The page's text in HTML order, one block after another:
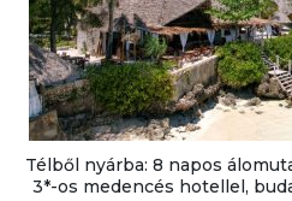
Télből nyárba: 8 napos
3*-os medencés hotellel,